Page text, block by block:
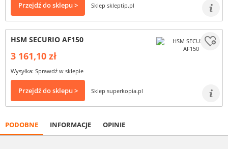
Przejdź do sklepu > Sklep skleptip.pl
HSM SECURIO AF150
3 161,10 zł
Wysyłka: Sprawdź w sklepie
Przejdź do sklepu > Sklep superkopia.pl
PODOBNE INFORMACJE OPINIE